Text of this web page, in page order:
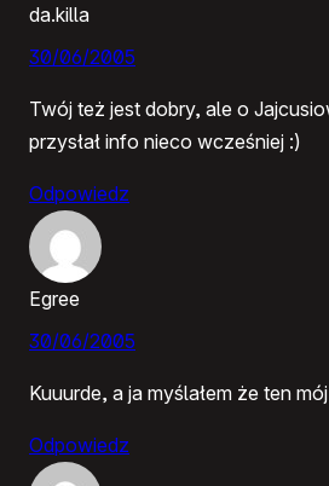
da.killa
30/06/2005
Twój też jest dobry, ale o
przysłał info nieco wcześniej :)
Odpowiedz
Egree
30/06/2005
Kuuurde, a ja myślałem że ten
Odpowiedz